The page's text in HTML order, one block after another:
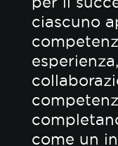
ciascuno
come un